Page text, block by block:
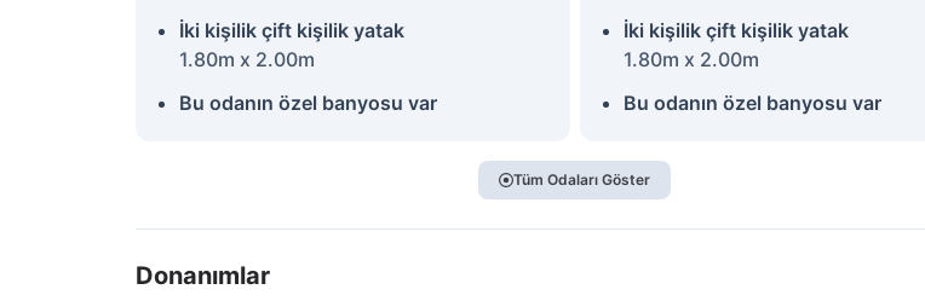
İki kişilik çift kişilik yatak
1.80m x 2.00m
Bu odanın özel banyosu var
İki kişilik çift kişilik yatak
1.80m x 2.00m
Bu odanın özel banyosu var
Tüm Odaları Göster
Donanımlar